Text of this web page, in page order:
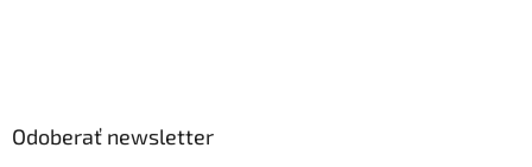
Odoberať newsletter